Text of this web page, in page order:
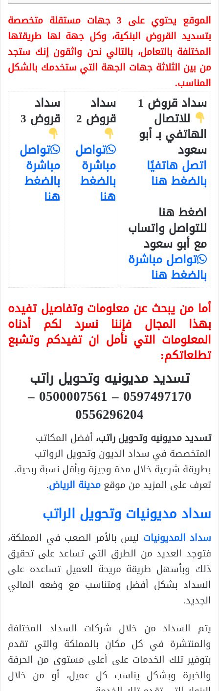
الموقع يحتوي على 3 جهات مستقلة متخصصة
بتسديد القروض البنكية، وكل جهة لها طريقتها
المختلفة بالتعامل، بالتالي نحن واثقون إنك ستجد
من بين الثلاثة جهات الجهة التي ستخدمك بالشكل
المناسب.
سداد قروض 1
للاتصال
الهاتفي بـ أبو
سعود
اتصل هاتفيًا
بالضغط هنا
اضغط هنا
للتواصل واتساب
مع أبو سعود
تواصل مباشرة
بالضغط هنا
سداد
قروض 2
تواصل
مباشرة
بالضغط
هنا
سداد
قروض 3
تواصل
مباشرة
بالضغط
هنا
أما من يبحث عن معلومات وتفاصيل تفيده
بهذا المجال فإننا نسرد لكم أدناه
المعلومات التي نأمل ان تفيدكم وتشبع
تطلعاتكم:
تسديد مديونيه وتحويل راتب
0597497170 – 0500007561 –
0556296204
تسديد مديونيه وتحويل راتب، أفضل المكاتب
المتخصصة في سداد الديون وتحويل الرواتب
بطريقة شرعية خلال مدة وجيزة وبأقل نسبة ربحية.
تعرف على المزيد من موقعمدينة الرياض.
سداد مديونيات وتحويل الراتب
سداد المديونيات ليس بالأمر الصعب في المملكة،
فتوجد العديد من الطرق التي تساعد على تحقيق
ذلك وبأسهل طريقة مريحة للعميل تساعده على
السداد بشكل أفضل ومتناسب مع وضعه المالي
الجديد.
يتم السداد من خلال شركات السداد المختلفة
والمنتشرة في كل مكان بالمملكة والتي تقدم
بتوفير تلك الخدمات على أعلى مستوى من الحرفة
والخبرة وبشكل يناسب كل عميل، أو من خلال